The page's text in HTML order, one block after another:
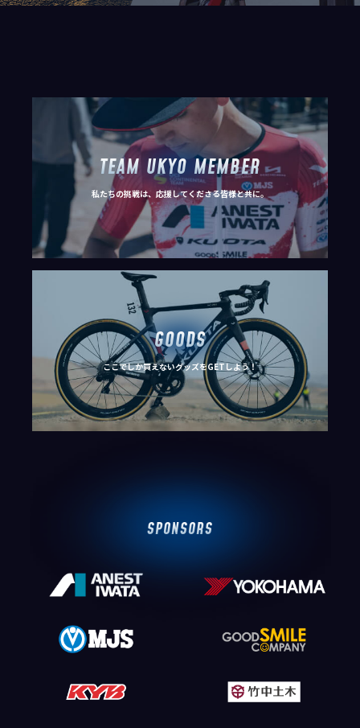
TEAM UKYO MEMBER
私たちの挑戦は、応援してくださる皆様と共に。
GOODS
ここでしか買えないグッズをGETしよう！
SPONSORS